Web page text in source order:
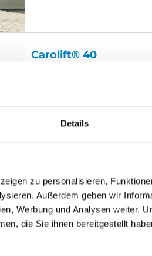
Details
zu personalisieren,
Außerdem geben wir
Werbung und Analysen weiter.
die Sie ihnen bereitgestellt
Carolift® 40
Carolift® 90
Starrer Rollstuhlkran
Schwenkvorrichtung.